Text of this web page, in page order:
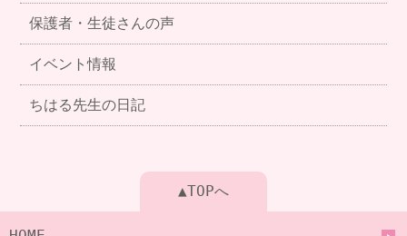
保護者・生徒さんの声
イベント情報
ちはる先生の日記
▲TOPへ